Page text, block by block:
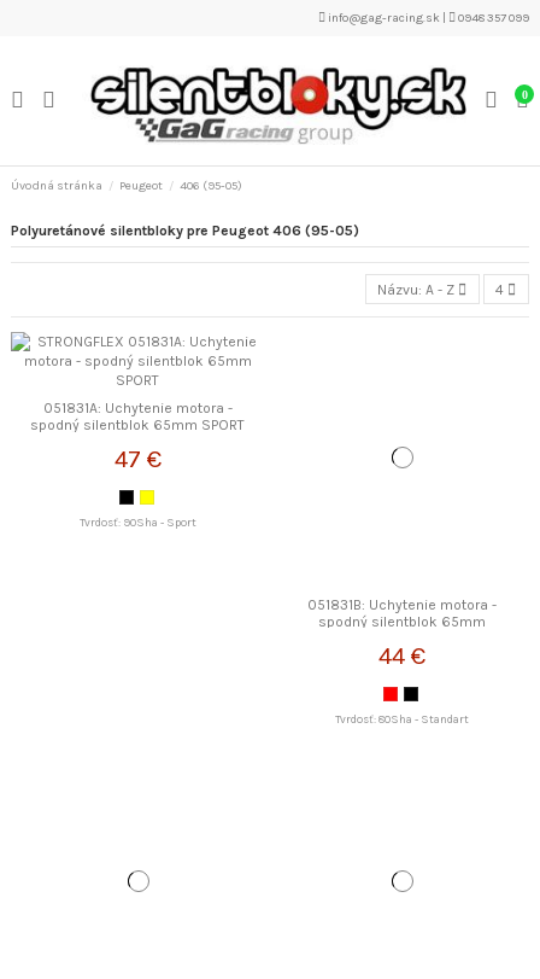
info@gag-racing.sk 0948 357 099
0
Úvodná stránka Peugeot 406 (95-05)
Polyuretánové silentbloky pre Peugeot 406 (95-05)
Názvu: A - Z 4
051831A: Uchytenie motora -
spodný silentblok 65mm SPORT
47 €
Tvrdosť: 90Sha - Sport
051831B: Uchytenie motora -
spodný silentblok 65mm
44 €
Tvrdosť: 80Sha - Standart